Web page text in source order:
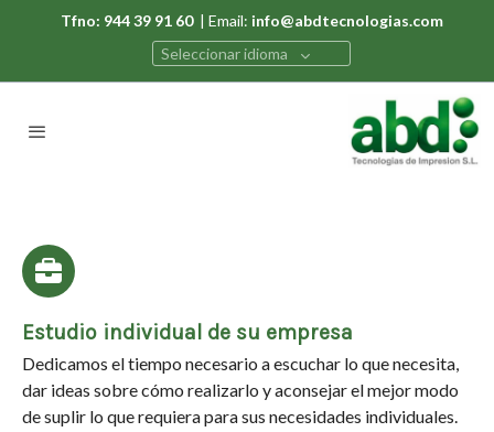
Tfno: 944 39 91 60| Email: info@abdtecnologias.com
Seleccionar idioma
Estudio individual de su empresa
Dedicamos el tiempo necesario a escuchar lo que necesita,
dar ideas sobre cómo realizarlo y aconsejar el mejor modo
de suplir lo que requiera para sus necesidades individuales.